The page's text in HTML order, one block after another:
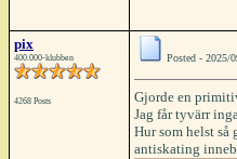
pix
400.000-klubben
4268 Posts
Posted - 2025/
Gjorde en
Jag får tyvärr
Hur som helst
antiskating